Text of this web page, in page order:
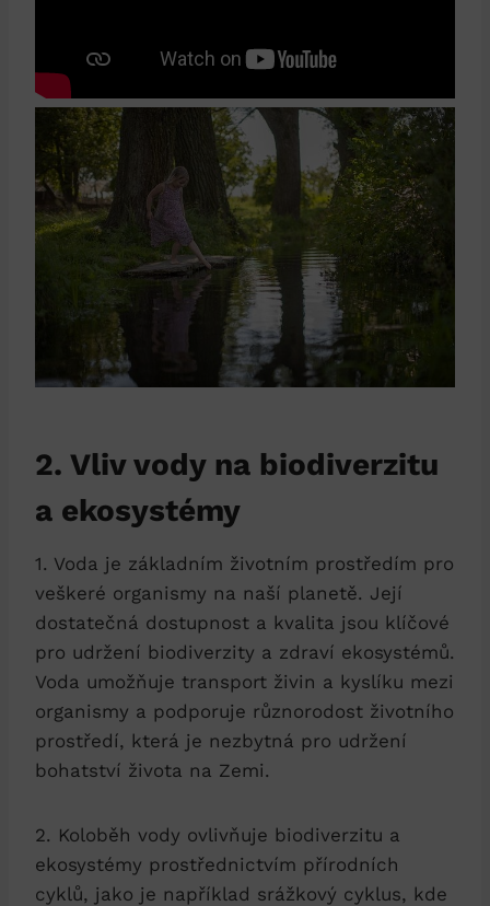
2. Vliv vody na biodiverzitu
a ekosystémy
1. Voda je základním životním prostředím pro
veškeré organismy na naší planetě. Její
dostatečná dostupnost a kvalita jsou klíčové
pro udržení biodiverzity a zdraví ekosystémů.
Voda umožňuje transport živin a kyslíku mezi
organismy a podporuje různorodost životního
prostředí, která je nezbytná pro udržení
bohatství života na Zemi.
2. Koloběh vody ovlivňuje biodiverzitu a
ekosystémy prostřednictvím přírodních
cyklů, jako je například srážkový cyklus, kde